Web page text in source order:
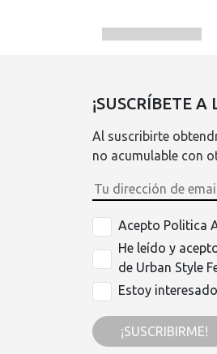
¡SUSCRÍBETE
Al suscribirte
no acumulable con
Acepto Politica
He leído y
de Urban Style
Estoy
¡SUSCRIBIRME!